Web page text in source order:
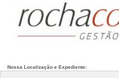
Nossa Localização e Expediente: